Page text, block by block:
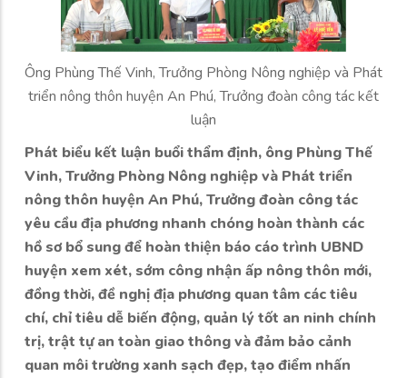
Ông Phùng Thế Vinh, Trưởng Phòng Nông nghiệp và Phát
triển nông thôn huyện An Phú, Trưởng đoàn công tác kết
luận
Phát biểu kết luận buổi thẩm định, ông Phùng Thế
Vinh, Trưởng Phòng Nông nghiệp và Phát triển
nông thôn huyện An Phú, Trưởng đoàn công tác
yêu cầu địa phương nhanh chóng hoàn thành các
hồ sơ bổ sung để hoàn thiện báo cáo trình UBND
huyện xem xét, sớm công nhận ấp nông thôn mới,
đồng thời, đề nghị địa phương quan tâm các tiêu
chí, chỉ tiêu dễ biến động, quản lý tốt an ninh chính
trị, trật tự an toàn giao thông và đảm bảo cảnh
quan môi trường xanh sạch đẹp, tạo điểm nhấn